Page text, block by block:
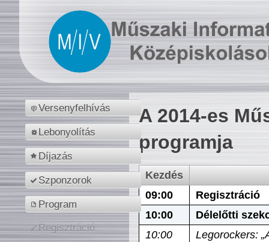
Versenyfelhívás
Lebonyolítás
Díjazás
Szponzorok
Program
Regisztráció
A 2014-es
programja
Kezdés
09:00
Regisztráció
10:00
Délelőtti
10:00
Legorockers: